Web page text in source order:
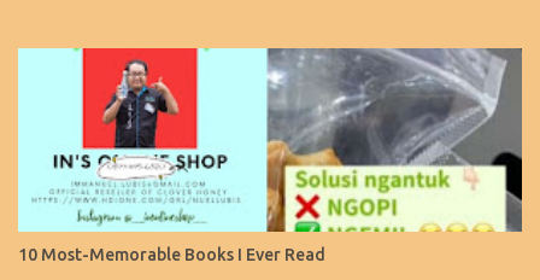
Paris-nya. Gue pengen bangen liat Menara Eiffel, Arc de Triomph,
serta juga Katedral Notre Dame-nya. Selain itu, katanya pantai-
pantai di Perancis itu sangat menawan keindahannya. Tapi yah,
intinya karna Menara Eiffel-lah gue pengen ke Perancis. Hehehe.
Bahkan gue juga tertarik mempelajari bahasa Perancis. Kalo
yang ini gara-gara waktu itu gue enggak sengaja nonton acara
bahasa Perancis di TPI ( nama acaranya lupa! :p). Eiffel, i'm in love!
( source ) Ibadah gereja di sini gimana yah rasanya? ( source ) 2.
10 Most-Memorable Books I Ever Read